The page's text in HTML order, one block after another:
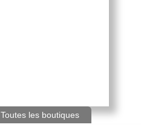
Toutes les boutiques